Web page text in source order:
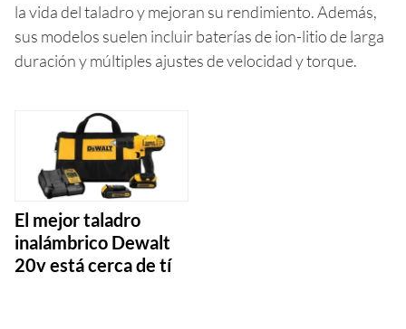
la vida del taladro y mejoran su rendimiento. Además,
sus modelos suelen incluir baterías de ion-litio de larga
duración y múltiples ajustes de velocidad y torque.
El mejor taladro
inalámbrico Dewalt
20v está cerca de tí